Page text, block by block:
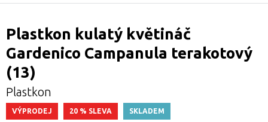
Plastkon kulatý květináč
Gardenico Campanula terakotový
(13)
Plastkon
VÝPRODEJ 20 % SLEVA SKLADEM